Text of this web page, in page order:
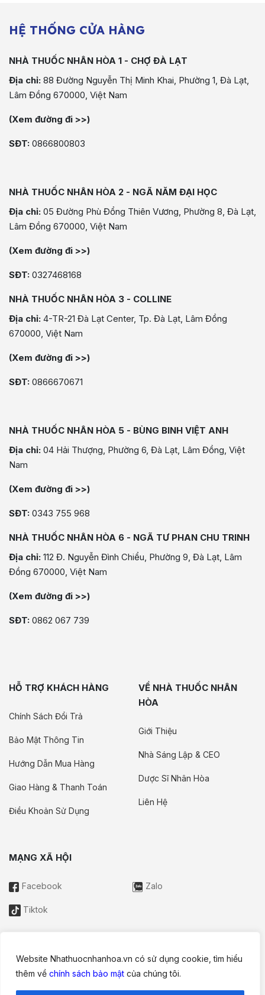
Website Nhathuocnhanhoa.vn có sử dụng cookie, tìm hiểu
thêm về chính sách bảo mật của chúng tôi.
HỆ THỐNG CỬA HÀNG
NHÀ THUỐC NHÂN HÒA 1 - CHỢ ĐÀ LẠT
Địa chỉ: 88 Đường Nguyễn Thị Minh Khai, Phường 1, Đà Lạt,
Lâm Đồng 670000, Việt Nam
(Xem đường đi >>)
SĐT: 0866800803
NHÀ THUỐC NHÂN HÒA 2 - NGÃ NĂM ĐẠI HỌC
Địa chỉ: 05 Đường Phù Đổng Thiên Vương, Phường 8, Đà Lạt,
Lâm Đồng 670000, Việt Nam
(Xem đường đi >>)
SĐT: 0327468168
NHÀ THUỐC NHÂN HÒA 3 - COLLINE
Địa chỉ: 4-TR-21 Đà Lạt Center, Tp. Đà Lạt, Lâm Đồng
670000, Việt Nam
(Xem đường đi >>)
SĐT: 0866670671
NHÀ THUỐC NHÂN HÒA 5 - BÙNG BINH VIỆT ANH
Địa chỉ: 04 Hải Thượng, Phường 6, Đà Lạt, Lâm Đồng, Việt
Nam
(Xem đường đi >>)
SĐT: 0343 755 968
NHÀ THUỐC NHÂN HÒA 6 - NGÃ TƯ PHAN CHU TRINH
Địa chỉ: 112 Đ. Nguyễn Đình Chiểu, Phường 9, Đà Lạt, Lâm
Đồng 670000, Việt Nam
(Xem đường đi >>)
SĐT: 0862 067 739
HỖ TRỢ KHÁCH HÀNG
Chính Sách Đổi Trả
Bảo Mật Thông Tin
Hướng Dẫn Mua Hàng
Giao Hàng & Thanh Toán
Điều Khoản Sử Dụng
VỀ NHÀ THUỐC NHÂN
HÒA
Giới Thiệu
Nhà Sáng Lập & CEO
Dược Sĩ Nhân Hòa
Liên Hệ
MẠNG XÃ HỘI
Facebook Zalo
Tiktok
Thông tin trên website này chỉ mang tính chất nội bộ tham khảo;